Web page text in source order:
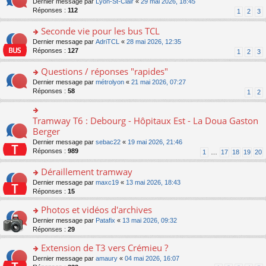
nt
s
ré
e
nt
lu
le
pl
u
s
ré
c
nt
e
n
lu
le
pl
u
s
ré
nt
le
m
e
s
s
a
g
n
o
n
lu
le
u
s
ré
nt
n
s
ult
er
le
m
e
s
s
a
g
e
n
o
n
lu
le
pl
u
s
ré
c
nt
Réponses : 112 1 2 3
o
n
s
ult
er
le
m
e
s
a
g
e
n
lu
le
pl
u
s
ré
c
e
nt
Seconde vie pour les bus TCL
Dernier message par AdriTCL « 28 mai 2026, 12:35
Réponses : 127 1 2 3
o
n
s
ult
er
le
m
e
s
s
a
g
e
n
o
n
lu
le
u
s
Questions / réponses "rapides"
Dernier message par métrolyon « 21 mai 2026, 07:27
Réponses : 58 1 2
o
n
ult
er
le
m
e
s
s
a
g
e
n
o
n
lu
Tramway T6 : Debourg - Hôpitaux Est - La Doua Gaston
Berger
Dernier message par sebac22 « 19 mai 2026, 21:46
Réponses : 989 1 17 18 19 20
o
n
s
ult
er
le
m
e
s
s
Déraillement tramway
Dernier message par maxc19 « 13 mai 2026, 18:43
Réponses : 15
o
n
s
ult
er
Photos et vidéos d'archives
Dernier message par Patafix « 13 mai 2026, 09:32
Réponses : 29
o
Extension de T3 vers Crémieu ?
Dernier message par amaury « 04 mai 2026, 16:07